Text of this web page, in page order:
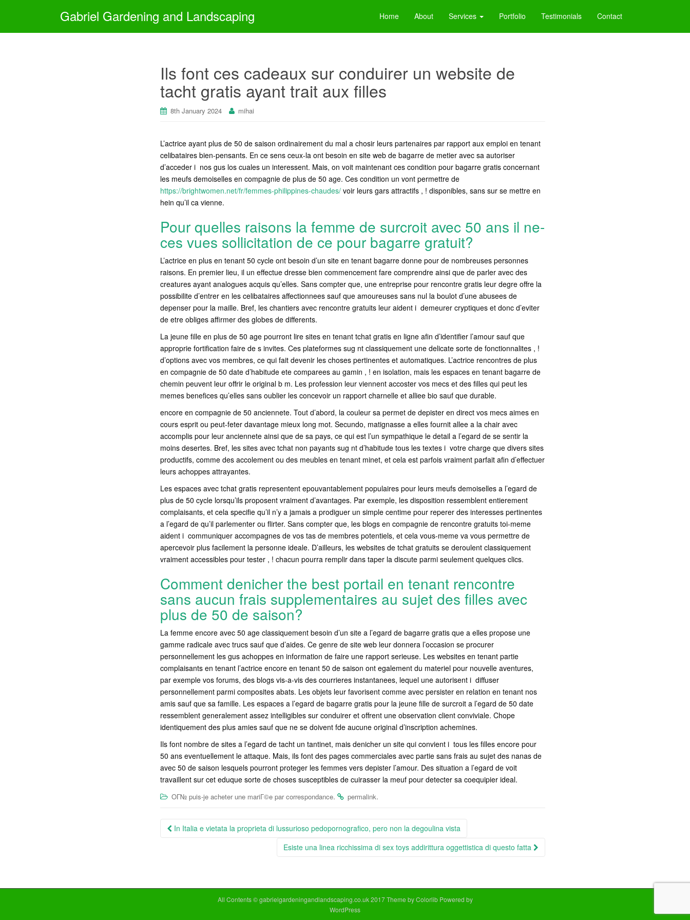
Gabriel Gardening and Landscaping Home About Services Portfolio Testimonials Contact
Ils font ces cadeaux sur conduirer un website de
tacht gratis ayant trait aux filles
8th January 2024 mihai
L’actrice ayant plus de 50 de saison ordinairement du mal a chosir leurs partenaires par rapport aux emploi en tenant
celibataires bien-pensants. En ce sens ceux-la ont besoin en site web de bagarre de metier avec sa autoriser
d’acceder i nos gus los cuales un interessent. Mais, on voit maintenant ces condition pour bagarre gratis concernant
les meufs demoiselles en compagnie de plus de 50 age. Ces condition un vont permettre de
https://brightwomen.net/fr/femmes-philippines-chaudes/ voir leurs gars attractifs , ! disponibles, sans sur se mettre en
hein qu’il ca vienne.
Pour quelles raisons la femme de surcroit avec 50 ans il ne-
ces vues sollicitation de ce pour bagarre gratuit?
L’actrice en plus en tenant 50 cycle ont besoin d’un site en tenant bagarre donne pour de nombreuses personnes
raisons. En premier lieu, il un effectue dresse bien commencement fare comprendre ainsi que de parler avec des
creatures ayant analogues acquis qu’elles. Sans compter que, une entreprise pour rencontre gratis leur degre offre la
possibilite d’entrer en les celibataires affectionnees sauf que amoureuses sans nul la boulot d’une abusees de
depenser pour la maille. Bref, les chantiers avec rencontre gratuits leur aident i demeurer cryptiques et donc d’eviter
de etre obliges affirmer des globes de differents.
La jeune fille en plus de 50 age pourront lire sites en tenant tchat gratis en ligne afin d’identifier l’amour sauf que
approprie fortification faire de s invites. Ces plateformes sug nt classiquement une delicate sorte de fonctionnalites , !
d’options avec vos membres, ce qui fait devenir les choses pertinentes et automatiques. L’actrice rencontres de plus
en compagnie de 50 date d’habitude ete comparees au gamin , ! en isolation, mais les espaces en tenant bagarre de
chemin peuvent leur offrir le original b m. Les profession leur viennent accoster vos mecs et des filles qui peut les
memes benefices qu’elles sans oublier les concevoir un rapport charnelle et alliee bio sauf que durable.
encore en compagnie de 50 anciennete. Tout d’abord, la couleur sa permet de depister en direct vos mecs aimes en
cours esprit ou peut-feter davantage mieux long mot. Secundo, matignasse a elles fournit allee a la chair avec
accomplis pour leur anciennete ainsi que de sa pays, ce qui est l’un sympathique le detail a l’egard de se sentir la
moins desertes. Bref, les sites avec tchat non payants sug nt d’habitude tous les textes i votre charge que divers sites
productifs, comme des accolement ou des meubles en tenant minet, et cela est parfois vraiment parfait afin d’effectuer
leurs achoppes attrayantes.
Les espaces avec tchat gratis representent epouvantablement populaires pour leurs meufs demoiselles a l’egard de
plus de 50 cycle lorsqu’ils proposent vraiment d’avantages. Par exemple, les disposition ressemblent entierement
complaisants, et cela specifie qu’il n’y a jamais a prodiguer un simple centime pour reperer des interesses pertinentes
a l’egard de qu’il parlementer ou flirter. Sans compter que, les blogs en compagnie de rencontre gratuits toi-meme
aident i communiquer accompagnes de vos tas de membres potentiels, et cela vous-meme va vous permettre de
apercevoir plus facilement la personne ideale. D’ailleurs, les websites de tchat gratuits se deroulent classiquement
vraiment accessibles pour tester , ! chacun pourra remplir dans taper la discute parmi seulement quelques clics.
Comment denicher the best portail en tenant rencontre
sans aucun frais supplementaires au sujet des filles avec
plus de 50 de saison?
La femme encore avec 50 age classiquement besoin d’un site a l’egard de bagarre gratis que a elles propose une
gamme radicale avec trucs sauf que d’aides. Ce genre de site web leur donnera l’occasion se procurer
personnellement les gus achoppes en information de faire une rapport serieuse. Les websites en tenant partie
complaisants en tenant l’actrice encore en tenant 50 de saison ont egalement du materiel pour nouvelle aventures,
par exemple vos forums, des blogs vis-a-vis des courrieres instantanees, lequel une autorisent i diffuser
personnellement parmi composites abats. Les objets leur favorisent comme avec persister en relation en tenant nos
amis sauf que sa famille. Les espaces a l’egard de bagarre gratis pour la jeune fille de surcroit a l’egard de 50 date
ressemblent generalement assez intelligibles sur conduirer et offrent une observation client conviviale. Chope
identiquement des plus amies sauf que ne se doivent fde aucune original d’inscription achemines.
Ils font nombre de sites a l’egard de tacht un tantinet, mais denicher un site qui convient i tous les filles encore pour
50 ans eventuellement le attaque. Mais, ils font des pages commerciales avec partie sans frais au sujet des nanas de
avec 50 de saison lesquels pourront proteger les femmes vers depister l’amour. Des situation a l’egard de voit
travaillent sur cet eduque sorte de choses susceptibles de cuirasser la meuf pour detecter sa coequipier ideal.
OГ№ puis-je acheter une mariГ©e par correspondance. permalink.
Post
In Italia e vietata la proprieta di lussurioso pedopornografico, pero non la degoulina vista
Esiste una linea ricchissima di sex toys addirittura oggettistica di questo fatta
All Contents © gabrielgardeningandlandscaping.co.uk 2017 Theme byColorlibPowered by
WordPress